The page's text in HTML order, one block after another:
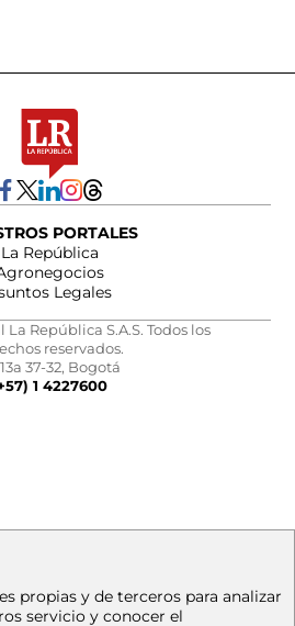
PORTALES
La República
Legales
República S.A.S. Todos los
reservados.
37-32, Bogotá
1 4227600
propias y de terceros para analizar
servicio y conocer el